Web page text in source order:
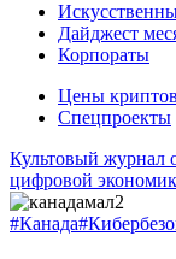
Дайджест
Корпораты
Цены
Спецпроекты
Культовый журнал
цифровой
#Канада